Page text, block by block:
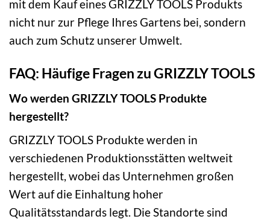
mit dem Kauf eines GRIZZLY TOOLS Produkts
nicht nur zur Pflege Ihres Gartens bei, sondern
auch zum Schutz unserer Umwelt.
FAQ: Häufige Fragen zu GRIZZLY TOOLS
Wo werden GRIZZLY TOOLS Produkte
hergestellt?
GRIZZLY TOOLS Produkte werden in
verschiedenen Produktionsstätten weltweit
hergestellt, wobei das Unternehmen großen
Wert auf die Einhaltung hoher
Qualitätsstandards legt. Die Standorte sind